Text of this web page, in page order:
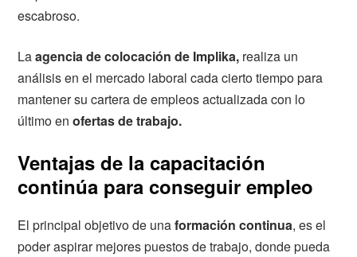
escabroso.
Laagencia de colocación de Implika, realiza un
análisis en el mercado laboral cada cierto tiempo para
mantener su cartera de empleos actualizada con lo
último enofertas de trabajo.
Ventajas de la capacitación
continúa para conseguir empleo
El principal objetivo de unaformación continua, es el
poder aspirar mejores puestos de trabajo, donde pueda